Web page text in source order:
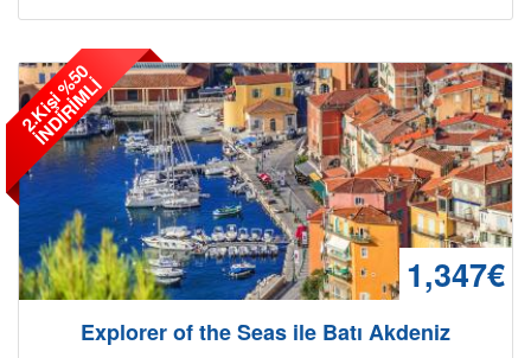
2
.
K
i
ş
i
%
5
0
İ
N
D
İ
R
İ
M
L
İ
1,347€
Explorer of the Seas ile Batı Akdeniz